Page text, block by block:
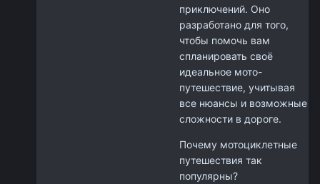
приключений. Оно
разработано для того,
чтобы помочь вам
спланировать своё
идеальное мото-
путешествие, учитывая
все нюансы и возможные
сложности в дороге.
Почему мотоциклетные
путешествия так
популярны?